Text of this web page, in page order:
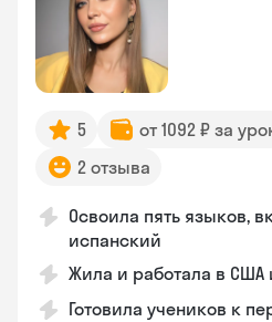
5 от 1092 ₽ за
2 отзыва
Освоила пять языков,
испанский
Жила и работала в США
Готовила учеников к